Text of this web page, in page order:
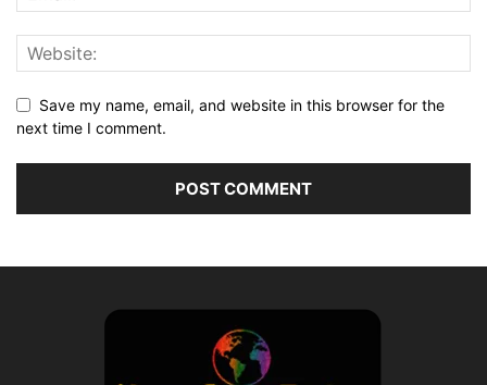
Save my name, email, and website in this browser for the
next time I comment.